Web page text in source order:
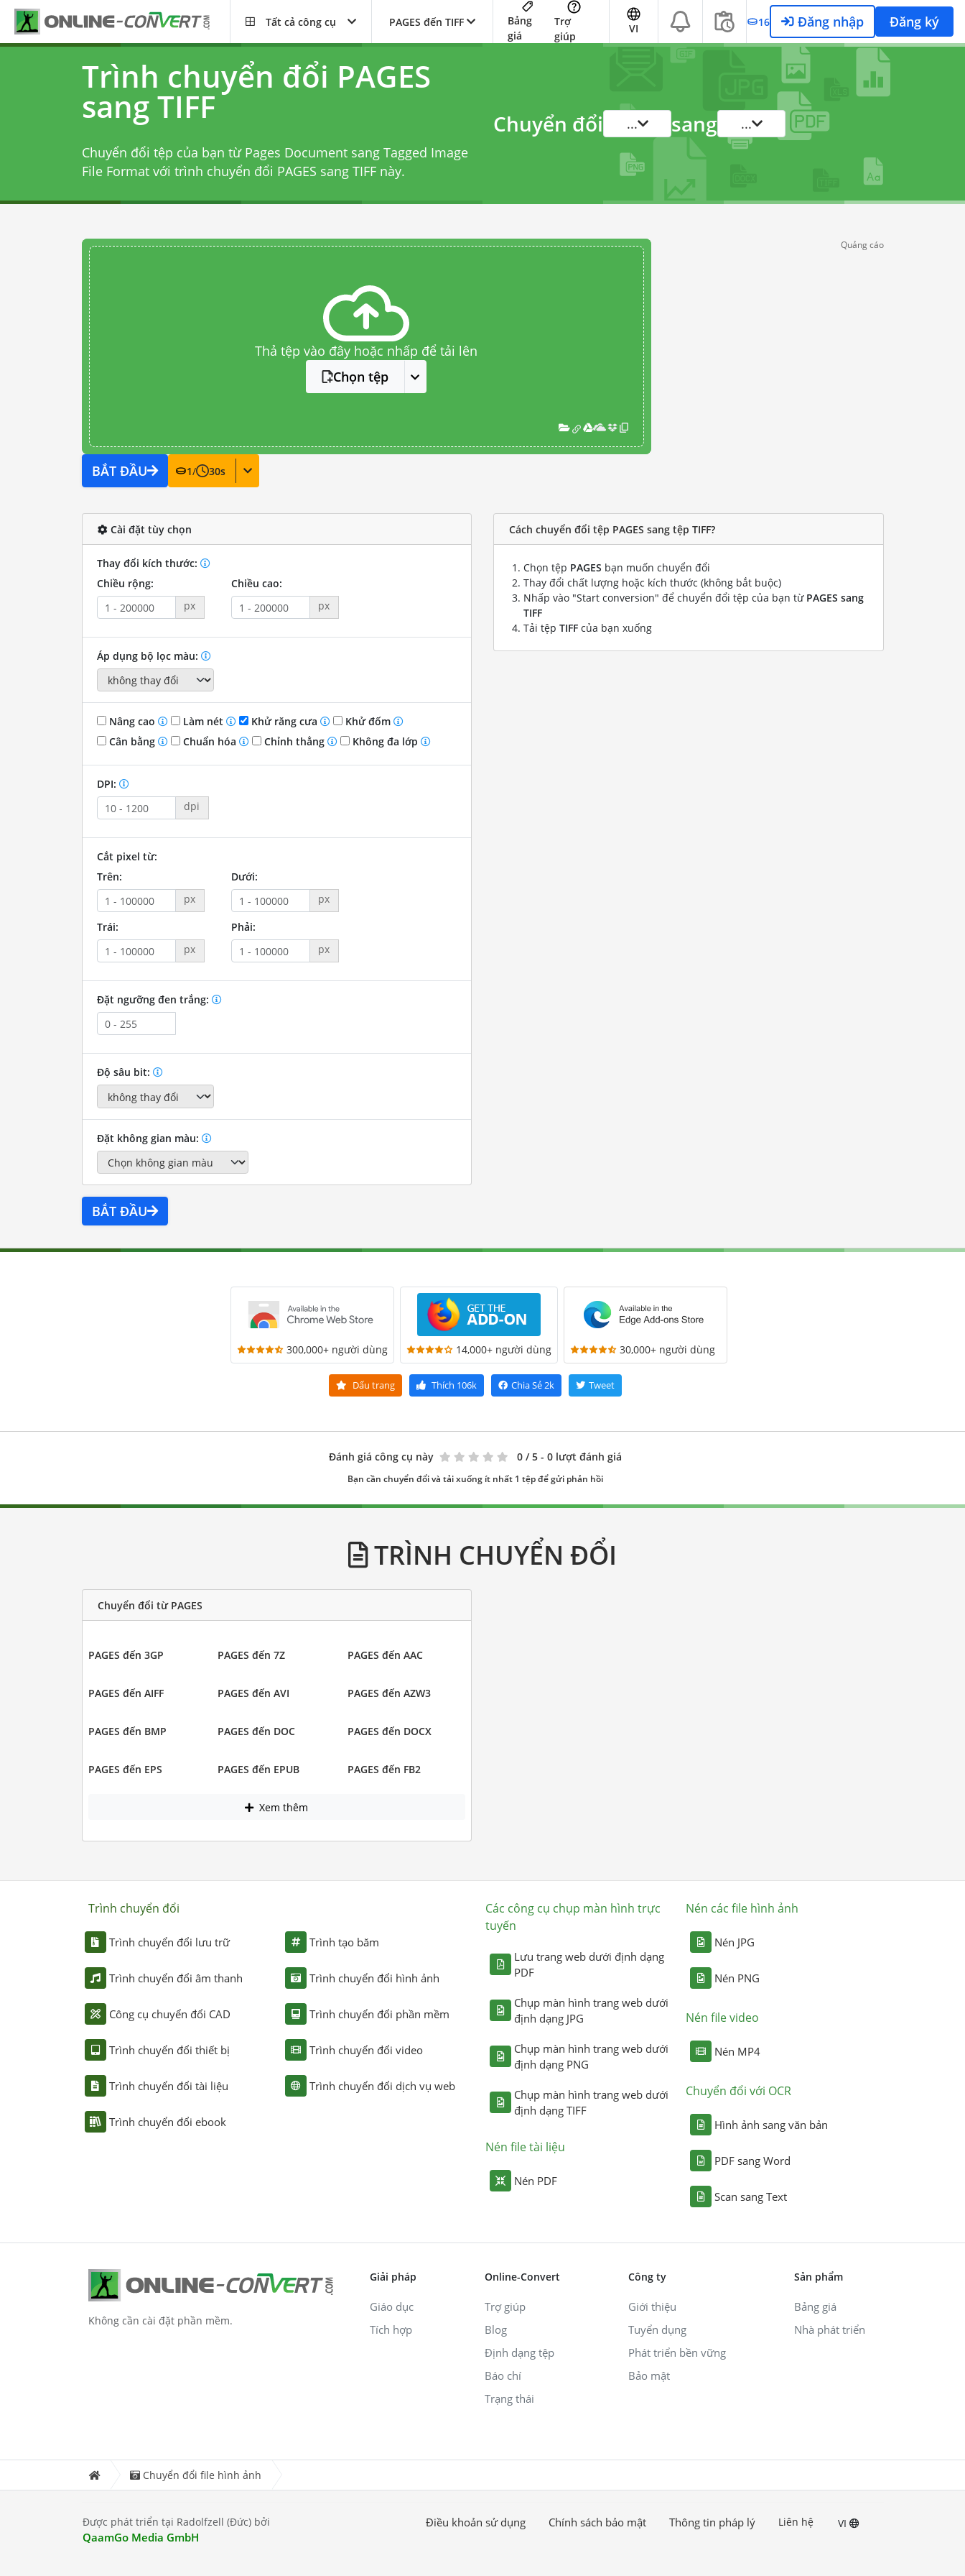
Tất cả công cụ PAGES đến TIFF
Bảng
giá
Trợ
giúp
VI 16 Đăng nhập Đăng ký
Trình chuyển đổi PAGES
sang TIFF
Chuyển đổi tệp của bạn từ Pages Document sang Tagged Image
File Format với trình chuyển đổi PAGES sang TIFFnày.
Chuyển đổi ... sang ...
Thả tệp vào đây hoặc nhấp để tải lên
Chọn tệp
BẮT ĐẦU 1/ 30s
Quảng cáo
Cài đặt tùy chọn
Thay đổi kích thước:
Chiều rộng:
px
Chiều cao:
px
Áp dụng bộ lọc màu:
Nâng cao Làm nét Khử răng cưa
Khử đốm
Cân bằng
Chuẩn hóa Chỉnh thẳng Không đa lớp
DPI:
dpi
Cắt pixel từ:
Trên:
px
Dưới:
px
Trái:
px
Phải:
px
Đặt ngưỡng đen trắng:
Độ sâu bit:
Đặt không gian màu:
BẮT ĐẦU
Cách chuyển đổi tệp PAGES sang tệp TIFF?
Chọn tệp PAGES bạn muốn chuyển đổi
Thay đổi chất lượng hoặc kích thước (không bắt buộc)
Nhấp vào "Start conversion" để chuyển đổi tệp của bạn từ PAGES sang
TIFF
Tải tệp TIFF của bạn xuống
300,000+ người dùng 14,000+ người dùng 30,000+ người dùng
Dấu trang Thích 106k Chia Sẻ2k Tweet
Đánh giá công cụ này 0 / 5 - 0 lượt đánh giá
Bạn cần chuyển đổi và tải xuống ít nhất 1 tệp để gửi phản hồi
TRÌNH CHUYỂN ĐỔI
Chuyển đổi từ PAGES
PAGES đến 3GP PAGES đến 7Z PAGES đến AAC
PAGES đến AIFF PAGES đến AVI PAGES đến AZW3
PAGES đến BMP PAGES đến DOC PAGES đến DOCX
PAGES đến EPS PAGES đến EPUB PAGES đến FB2
Xem thêm
Trình chuyển đổi
Trình chuyển đổi lưu trữ
Trình chuyển đổi âm thanh
Công cụ chuyển đổi CAD
Trình chuyển đổi thiết bị
Trình chuyển đổi tài liệu
Trình chuyển đổi ebook
Trình tạo băm
Trình chuyển đổi hình ảnh
Trình chuyển đổi phần mềm
Trình chuyển đổi video
Trình chuyển đổi dịch vụ web
Các công cụ chụp màn hình trực
tuyến
Lưu trang web dưới định dạng
PDF
Chụp màn hình trang web dưới
định dạng JPG
Chụp màn hình trang web dưới
định dạng PNG
Chụp màn hình trang web dưới
định dạng TIFF
Nén file tài liệu
Nén PDF
Nén các file hình ảnh
Nén JPG
Nén PNG
Nén file video
Nén MP4
Chuyển đổi với OCR
Hình ảnh sang văn bản
PDF sang Word
Scan sang Text
Không cần cài đặt phần mềm.
Giải pháp
Giáo dục
Tích hợp
Online-Convert
Trợ giúp
Blog
Định dạng tệp
Báo chí
Trạng thái
Công ty
Giới thiệu
Tuyển dụng
Phát triển bền vững
Bảo mật
Sản phẩm
Bảng giá
Nhà phát triển
Chuyển đổi file hình ảnh
Được phát triển tại Radolfzell (Đức) bởi
QaamGo Media GmbH
Điều khoản sử dụng Chính sách bảo mật Thông tin pháp lý Liên hệ VI